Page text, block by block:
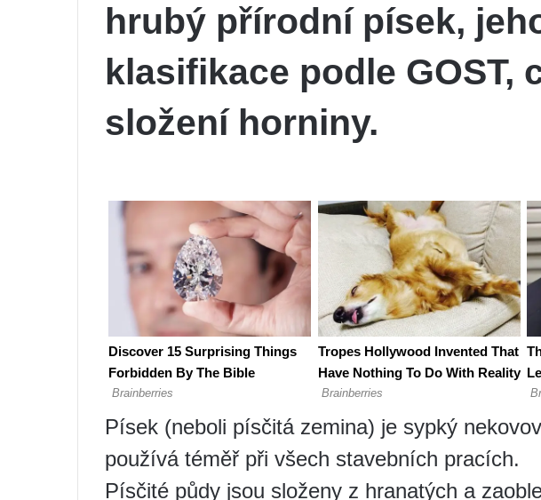
hrubý přírodní písek,
klasifikace podle GOST,
složení horniny.
Písek (neboli písčitá zemina) je sypký
používá téměř při všech stavebních pracích.
Písčité půdy jsou složeny z hranatých a